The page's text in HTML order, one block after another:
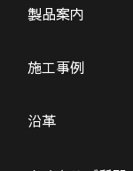
製品案内
施工事例
沿革